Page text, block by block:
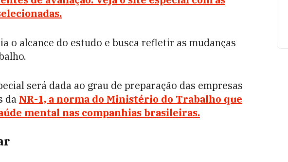
o alcance do estudo e busca refletir as mudanças
será dada ao grau de preparação das empresas
da NR-1, a norma do Ministério do Trabalho que
mental nas companhias brasileiras.